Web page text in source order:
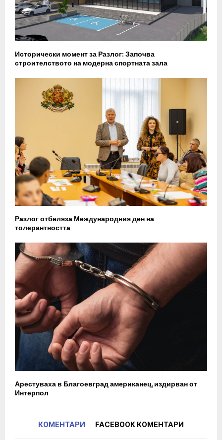
Исторически момент за Разлог: Започва
строителството на модерна спортната зала
Разлог отбеляза Международния ден на
толерантността
Арестуваха в Благоевград американец, издирван от
Интерпол
КОМЕНТАРИ FACEBOOK КОМЕНТАРИ